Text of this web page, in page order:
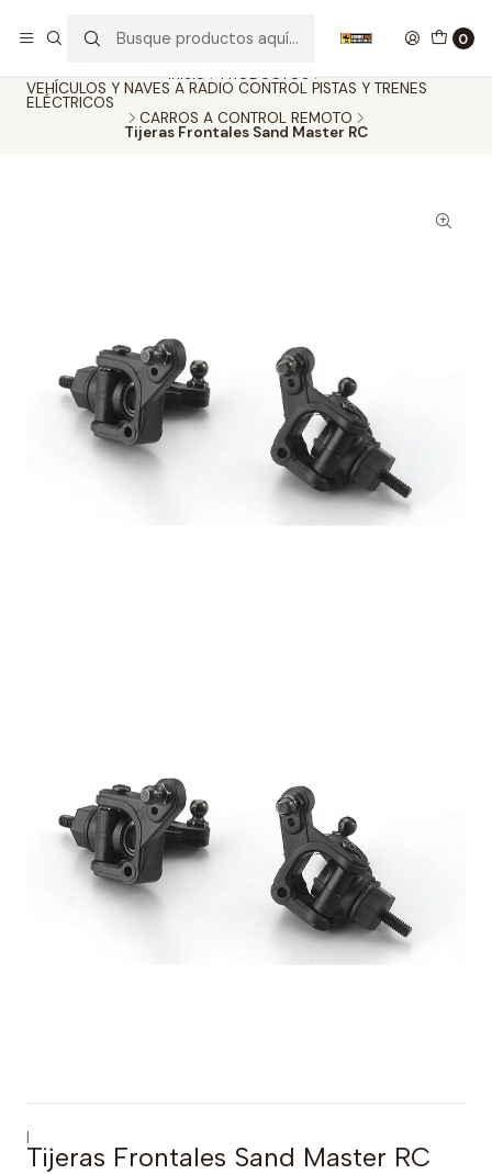
0
Inicio PRODUCTOS
VEHÍCULOS Y NAVES A RADIO CONTROL PISTAS Y TRENES
ELÉCTRICOS
CARROS A CONTROL REMOTO
Tijeras Frontales Sand Master RC
|
Tijeras Frontales Sand Master RC